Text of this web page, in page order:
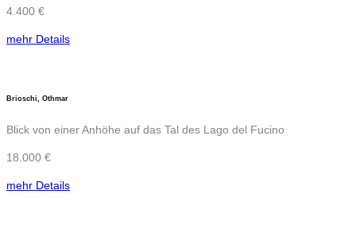
4.400 €
mehr Details
Brioschi, Othmar
Blick von einer Anhöhe auf das Tal des Lago del Fucino
18.000 €
mehr Details